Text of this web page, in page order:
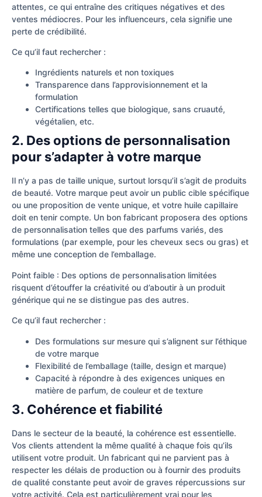
attentes, ce qui entraîne des critiques négatives et des
ventes médiocres. Pour les influenceurs, cela signifie une
perte de crédibilité.
Ce qu’il faut rechercher :
Ingrédients naturels et non toxiques
Transparence dans l’approvisionnement et la
formulation
Certifications telles que biologique, sans cruauté,
végétalien, etc.
2. Des options de personnalisation
pour s’adapter à votre marque
Il n’y a pas de taille unique, surtout lorsqu’il s’agit de produits
de beauté. Votre marque peut avoir un public cible spécifique
ou une proposition de vente unique, et votre huile capillaire
doit en tenir compte. Un bon fabricant proposera des options
de personnalisation telles que des parfums variés, des
formulations (par exemple, pour les cheveux secs ou gras) et
même une conception de l’emballage.
Point faible : Des options de personnalisation limitées
risquent d’étouffer la créativité ou d’aboutir à un produit
générique qui ne se distingue pas des autres.
Ce qu’il faut rechercher :
Des formulations sur mesure qui s’alignent sur l’éthique
de votre marque
Flexibilité de l’emballage (taille, design et marque)
Capacité à répondre à des exigences uniques en
matière de parfum, de couleur et de texture
3. Cohérence et fiabilité
Dans le secteur de la beauté, la cohérence est essentielle.
Vos clients attendent la même qualité à chaque fois qu’ils
utilisent votre produit. Un fabricant qui ne parvient pas à
respecter les délais de production ou à fournir des produits
de qualité constante peut avoir de graves répercussions sur
votre activité. Cela est particulièrement vrai pour les